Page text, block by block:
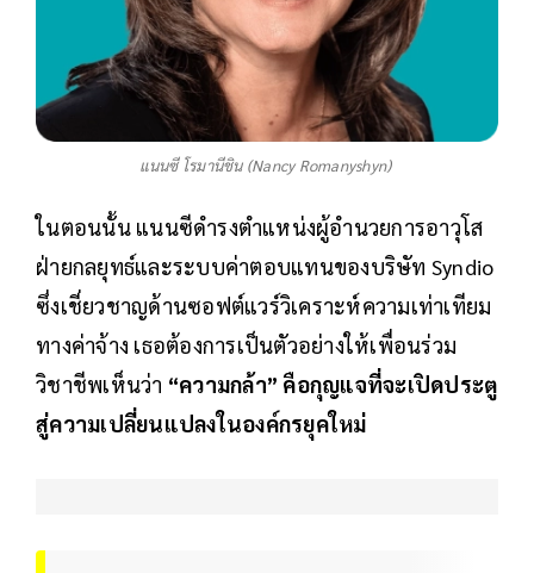
แนนซี โรมานีชิน (Nancy Romanyshyn)
ในตอนนั้น แนนซีดำรงตำแหน่งผู้อำนวยการอาวุโส
ฝ่ายกลยุทธ์และระบบค่าตอบแทนของบริษัท Syndio
ซึ่งเชี่ยวชาญด้านซอฟต์แวร์วิเคราะห์ความเท่าเทียม
ทางค่าจ้าง เธอต้องการเป็นตัวอย่างให้เพื่อนร่วม
วิชาชีพเห็นว่า “ความกล้า” คือกุญแจที่จะเปิดประตู
สู่ความเปลี่ยนแปลงในองค์กรยุคใหม่